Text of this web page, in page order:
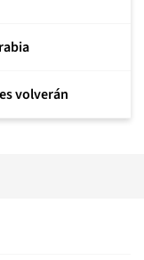
volverán